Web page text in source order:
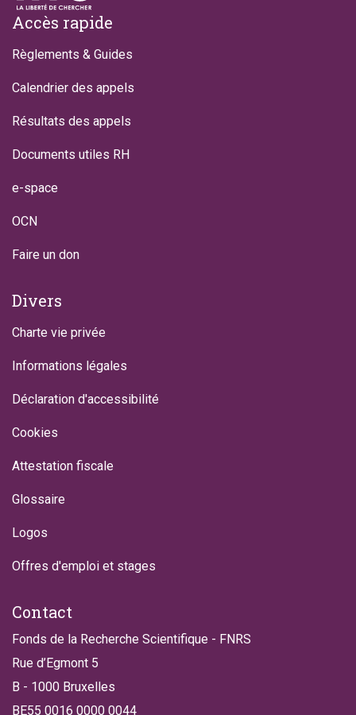
Footer
Accès rapide
Règlements & Guides
Calendrier des appels
Résultats des appels
Documents utiles RH
e-space
OCN
Faire un don
Divers
Charte vie privée
Informations légales
Déclaration d'accessibilité
Cookies
Attestation fiscale
Glossaire
Logos
Offres d'emploi et stages
Contact
Fonds de la Recherche Scientifique - FNRS
Rue d’Egmont 5
B - 1000 Bruxelles
BE55 0016 0000 0044